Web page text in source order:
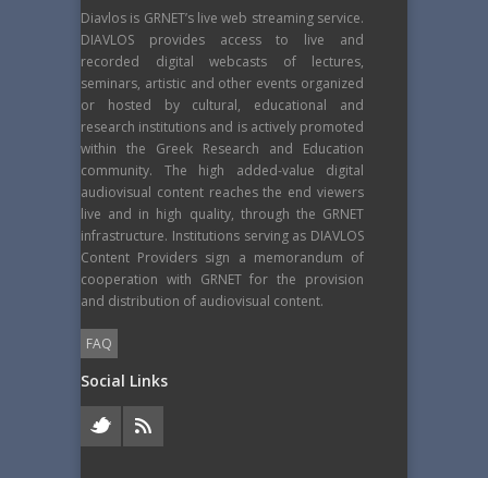
Diavlos is GRNET’s live web streaming service.
DIAVLOS provides access to live and
recorded digital webcasts of lectures,
seminars, artistic and other events organized
or hosted by cultural, educational and
research institutions and is actively promoted
within the Greek Research and Education
community. The high added-value digital
audiovisual content reaches the end viewers
live and in high quality, through the GRNET
infrastructure. Institutions serving as DIAVLOS
Content Providers sign a memorandum of
cooperation with GRNET for the provision
and distribution of audiovisual content.
FAQ
Social Links